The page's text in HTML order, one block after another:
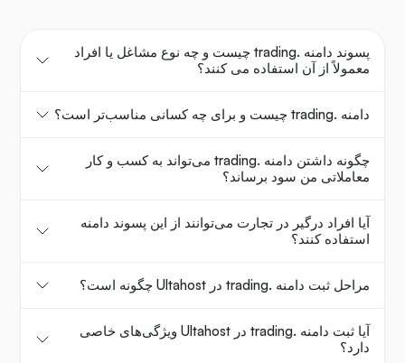
پسوند دامنه .trading چیست و چه نوع مشاغل یا افراد
معمولاً از آن استفاده می کنند؟
دامنه .trading چیست و برای چه کسانی مناسب‌تر است؟
چگونه داشتن دامنه .trading می‌تواند به کسب و کار
معاملاتی من سود برساند؟
آیا افراد درگیر در تجارت می‌توانند از این پسوند دامنه
استفاده کنند؟
مراحل ثبت دامنه .trading در Ultahost چگونه است؟
آیا ثبت دامنه .trading در Ultahost ویژگی‌های خاصی
دارد؟